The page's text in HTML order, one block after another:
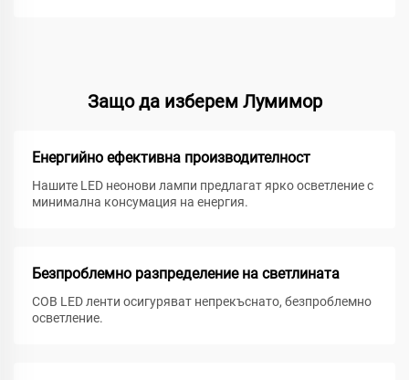
Защо да изберем Лумимор
Енергийно ефективна производителност
Нашите LED неонови лампи предлагат ярко осветление с
минимална консумация на енергия.
Безпроблемно разпределение на светлината
COB LED ленти осигуряват непрекъснато, безпроблемно
осветление.